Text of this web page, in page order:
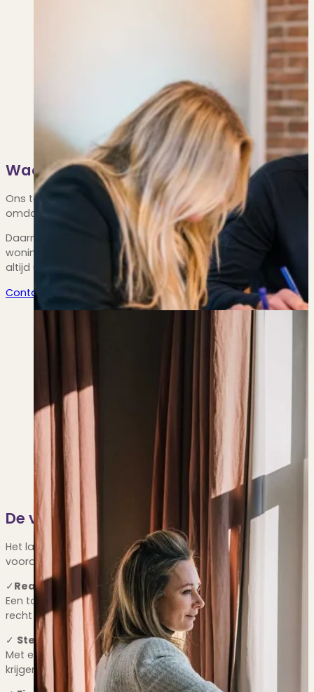
Waarom een taxatie laten uitvoeren
Ons team van professionals heeft jarenlange ervaring in
omdat de uitkomst van de taxatie van invloed is op
Daarnaast weet je als je jouw taxatie laat uitvoeren door
woningoppervlak de branchebrede meetinstructie die
altijd uitgevoerd conform de strenge validatie eisen van de
Contact opnemen
Transparant, zowel offline als online
De voordelen van een professionele
Het laten opstellen van een professioneel taxatierapport is
voordelen:
✓ Realistische verkoopprijs:
Een taxatierapport biedt een objectieve schatting van de
recht doet aan de waarde van je huis.
✓ Sterke onderhandelingspositie:
Met een officieel taxatierapport in handen sta je sterker in
krijgen voor je huis.